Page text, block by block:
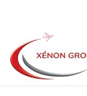
Demande de